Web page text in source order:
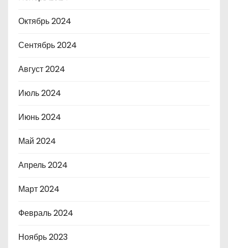
Октябрь 2024
Сентябрь 2024
Август 2024
Июль 2024
Июнь 2024
Май 2024
Апрель 2024
Март 2024
Февраль 2024
Ноябрь 2023